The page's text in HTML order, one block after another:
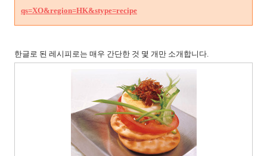
qs=XO&region=HK&stype=recipe
한글로 된 레시피로는 매우 간단한 것 몇 개만 소개합니다.